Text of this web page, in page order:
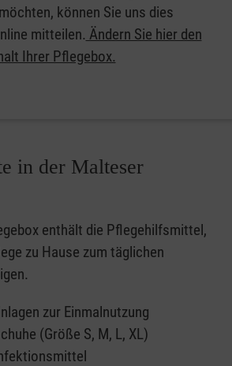
können Sie uns dies
mitteilen. Ändern Sie hier den
Ihrer Pflegebox.
in der Malteser
enthält die Pflegehilfsmittel,
zu Hause zum täglichen
zur Einmalnutzung
(Größe S, M, L, XL)